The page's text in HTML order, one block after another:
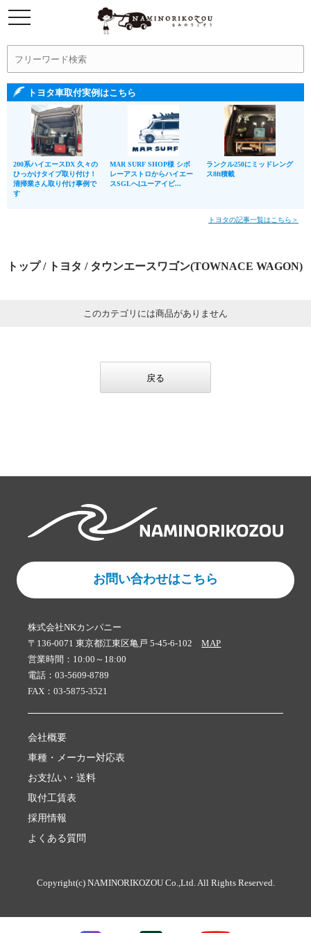
トヨタ車取付実例はこちら
200系ハイエースDX 久々の
ひっかけタイプ取り付け！
清掃業さん取り付け事例で
す
MAR SURF SHOP様 シボ
レーアストロからハイエー
スSGLへ[ユーアイビ...
ランクル250にミッドレング
ス8ft積載
トヨタの記事一覧はこちら＞
トップ/ トヨタ / タウンエースワゴン(TOWNACE WAGON)
このカテゴリには商品がありません
戻る
お問い合わせはこちら
株式会社NKカンパニー
〒136-0071 東京都江東区亀戸 5-45-6-102MAP
営業時間：10:00～18:00
電話：03-5609-8789
FAX：03-5875-3521
会社概要
車種・メーカー対応表
お支払い・送料
取付工賃表
採用情報
よくある質問
Copyright(c) NAMINORIKOZOU Co.,Ltd. All Rights Reserved.